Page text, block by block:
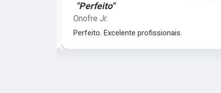
"Perfeito"
Onofre Jr.
Perfeito. Excelente profissionais.
‹